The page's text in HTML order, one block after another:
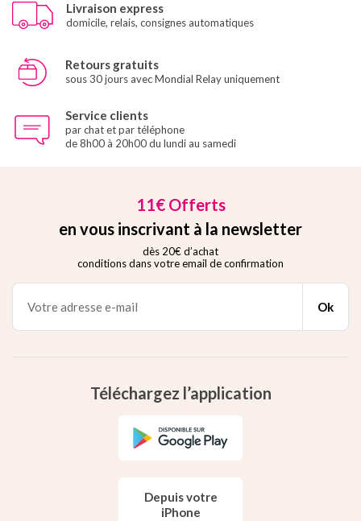
Livraison express
domicile, relais, consignes automatiques
Retours gratuits
sous 30 jours avec Mondial Relay uniquement
Service clients
par chat et par téléphone
de 8h00 à 20h00 du lundi au samedi
11€ Offerts
en vous inscrivant à la newsletter
dès 20€ d’achat
conditions dans votre email de confirmation
Ok
Téléchargez l’application
Depuis votre
iPhone